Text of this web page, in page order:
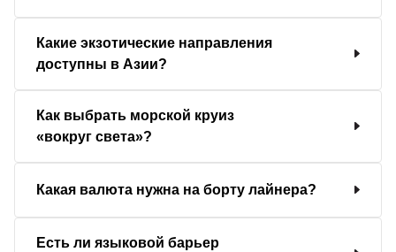
Какие экзотические направления
доступны в Азии?
Как выбрать морской круиз
«вокруг света»?
Какая валюта нужна на борту лайнера?
Есть ли языковой барьер